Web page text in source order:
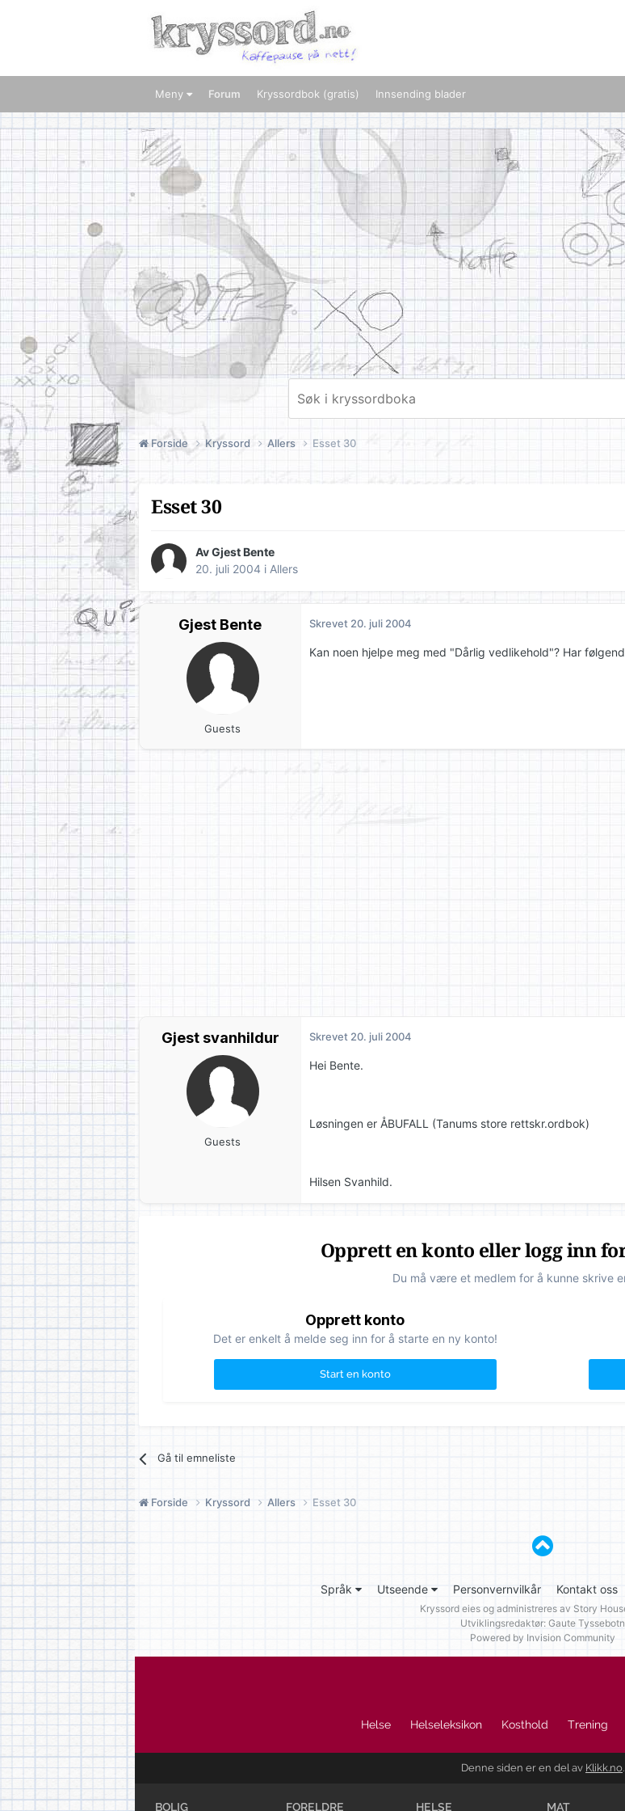
Meny Forum Kryssordbok (gratis) Innsending blader
Forside Kryssord Allers Esset 30
Esset 30
Av Gjest Bente
20. juli 2004 i Allers
Gjest Bente
Guests
Skrevet 20. juli 2004
Kan noen hjelpe meg med "Dårlig vedlikehold"? Har
Gjest svanhildur
Guests
Skrevet 20. juli 2004
Hei Bente.
Løsningen er ÅBUFALL (Tanums store rettskr.ordbok)
Hilsen Svanhild.
Opprett en konto eller logg inn
Du må være et medlem for å kunne skrive
Opprett konto
Det er enkelt å melde seg inn for å starte en ny konto!
Start en konto
Gå til emneliste
Forside Kryssord Allers Esset 30
Språk Utseende Personvernvilkår Kontakt oss
Kryssord eies og administreres av Story
Utviklingsredaktør: Gaute Tyssebotn
Powered by Invision Community
Helse Helseleksikon Kosthold Trening
Denne siden er en del av Klikk.no.
BOLIG FORELDRE HELSE MAT